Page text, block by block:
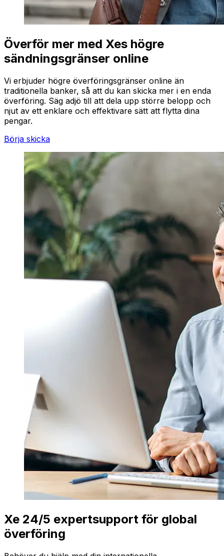
Överför mer med Xes högre
sändningsgränser online
Vi erbjuder högre överföringsgränser online än
traditionella banker, så att du kan skicka mer i en enda
överföring. Säg adjö till att dela upp större belopp och
njut av ett enklare och effektivare sätt att flytta dina
pengar.
Börja skicka
Xe 24/5 expertsupport för global
överföring